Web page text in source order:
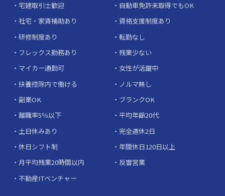
宅建取引士歓迎
自動車免許未取得でもOK
社宅・家賃補助あり
資格支援制度あり
研修制度あり
転勤なし
フレックス勤務あり
残業少ない
マイカー通勤可
女性が活躍中
扶養控除内で働ける
ノルマ無し
副業OK
ブランクOK
離職率5％以下
平均年齢20代
土日休みあり
完全週休2日
休日シフト制
年間休日120日以上
月平均残業20時間以内
反響営業
不動産ITベンチャー